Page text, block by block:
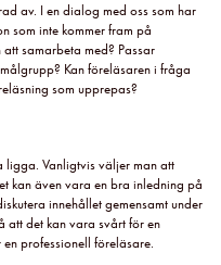
av. I en dialog med oss som har
som inte kommer fram på
samarbeta med? Passar
Kan föreläsaren i fråga
som upprepas?
ligga. Vanligtvis väljer man att
kan även vara en bra inledning på
innehållet gemensamt under
att det kan vara svårt för en
professionell föreläsare.